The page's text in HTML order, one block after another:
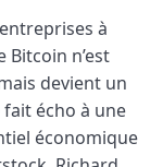
à
n’est
devient un
écho à une
économique